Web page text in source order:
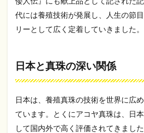
別】
真珠
の石
味
イ
ト・
ピン
ク系
代には養殖技術が発展し、人生の節
リーとして広く定着していきました。
日本と真珠の深い関係
日本は、養殖真珠の技術を世界に広
ています。とくにアコヤ真珠は、日
して国内外で高く評価されてきました